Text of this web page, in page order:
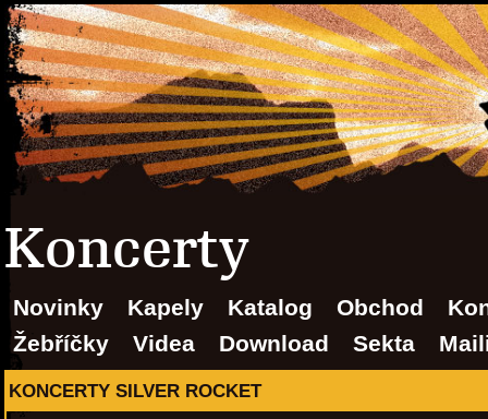
Koncerty
Novinky Kapely Katalog Obchod
Žebříčky
Videa Download Sekta
KONCERTY SILVER ROCKET